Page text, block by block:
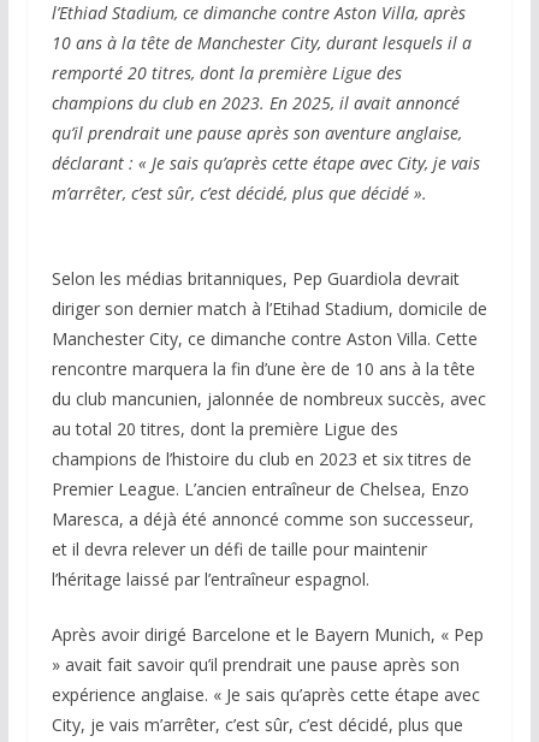
l’Ethiad Stadium, ce dimanche contre Aston Villa, après
10 ans à la tête de Manchester City, durant lesquels il a
remporté 20 titres, dont la première Ligue des
champions du club en 2023. En 2025, il avait annoncé
qu’il prendrait une pause après son aventure anglaise,
déclarant : « Je sais qu’après cette étape avec City, je vais
m’arrêter, c’est sûr, c’est décidé, plus que décidé ».
Selon les médias britanniques, Pep Guardiola devrait
diriger son dernier match à l’Etihad Stadium, domicile de
Manchester City, ce dimanche contre Aston Villa. Cette
rencontre marquera la fin d’une ère de 10 ans à la tête
du club mancunien, jalonnée de nombreux succès, avec
au total 20 titres, dont la première Ligue des
champions de l’histoire du club en 2023 et six titres de
Premier League. L’ancien entraîneur de Chelsea, Enzo
Maresca, a déjà été annoncé comme son successeur,
et il devra relever un défi de taille pour maintenir
l’héritage laissé par l’entraîneur espagnol.
Après avoir dirigé Barcelone et le Bayern Munich, « Pep
» avait fait savoir qu’il prendrait une pause après son
expérience anglaise. « Je sais qu’après cette étape avec
City, je vais m’arrêter, c’est sûr, c’est décidé, plus que